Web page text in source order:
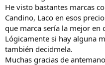
He visto bastantes marcas
Candino, Laco en esos
que marca sería la mejor en
Lógicamente si hay alguna
también decidmela.
Muchas gracias de